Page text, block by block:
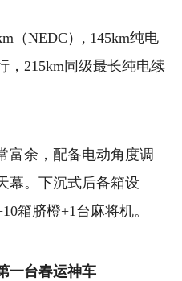
（NEDC）, 145km纯电
，215km同级最长纯电续
富余，配备电动角度调
幕。下沉式后备箱设
箱脐橙+1台麻将机。
一台春运神车